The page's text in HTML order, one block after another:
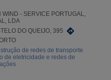
WIND - SERVICE PORTUGAL,
LDA
DO QUEIJO, 395
de redes de transporte
de eletricidade e redes de